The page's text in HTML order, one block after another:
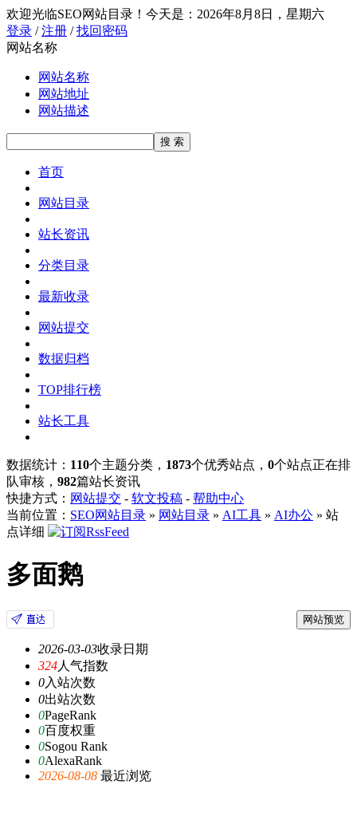
欢迎光临SEO网站目录！ 今天是：2026年8月8日，星期六
登录 /注册 /找回密码
网站名称
网站名称
网站地址
网站描述
首页
网站目录
站长资讯
分类目录
最新收录
网站提交
数据归档
TOP排行榜
站长工具
数据统计： 110个主题分类， 1873个优秀站点， 0个站点正在排
队审核， 982篇站长资讯
快捷方式： 网站提交 - 软文投稿 - 帮助中心
当前位置： SEO网站目录 » 网站目录 » AI工具 » AI办公 » 站
点详细
多面鹅
网站预览
2026-03-03收录日期
324人气指数
0入站次数
0出站次数
0PageRank
0百度权重
0Sogou Rank
0AlexaRank
2026-08-08 最近浏览